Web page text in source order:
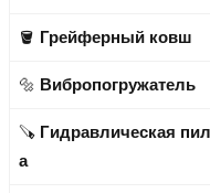
🪣 Грейферный ковш
🔩 Вибропогружатель
🪚 Гидравлическая пил
а